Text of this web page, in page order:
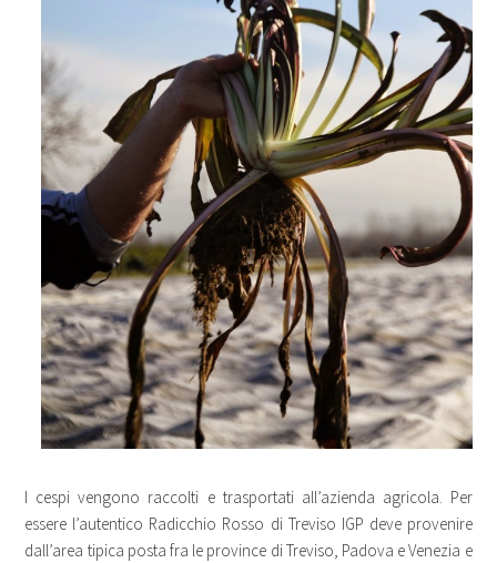
I cespi vengono raccolti e trasportati all’azienda agricola. Per
essere l’autentico Radicchio Rosso di Treviso IGP deve provenire
dall’area tipica posta fra le province di Treviso, Padova e Venezia e